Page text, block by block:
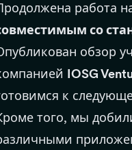
работа
со
обзор
IOSG
к
того, мы